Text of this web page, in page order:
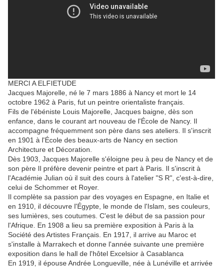
MERCI A ELFIETUDE
Jacques Majorelle, né le 7 mars 1886 à Nancy et mort le 14
octobre 1962 à Paris, fut un peintre orientaliste français.
Fils de l'ébéniste Louis Majorelle, Jacques baigne, dès son
enfance, dans le courant art nouveau de l'École de Nancy. Il
accompagne fréquemment son père dans ses ateliers. Il s'inscrit
en 1901 à l'École des beaux-arts de Nancy en section
Architecture et Décoration.
Dès 1903, Jacques Majorelle s'éloigne peu à peu de Nancy et de
son père Il préfère devenir peintre et part à Paris. Il s'inscrit à
l'Académie Julian où il suit des cours à l'atelier "S R", c'est-à-dire,
celui de Schommer et Royer.
Il complète sa passion par des voyages en Espagne, en Italie et
en 1910, il découvre l'Égypte, le monde de l'Islam, ses couleurs,
ses lumières, ses coutumes. C'est le début de sa passion pour
l'Afrique. En 1908 a lieu sa première exposition à Paris à la
Société des Artistes Français. En 1917, il arrive au Maroc et
s'installe à Marrakech et donne l'année suivante une première
exposition dans le hall de l'hôtel Excelsior à Casablanca
En 1919, il épouse Andrée Longueville, née à Lunéville et arrivée